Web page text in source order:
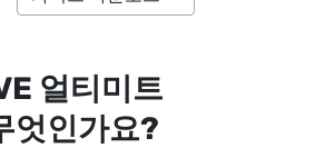
얼티미트
엇인가요?